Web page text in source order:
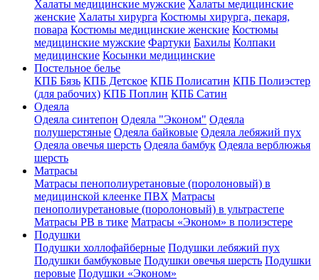
Халаты медицинские мужские Халаты медицинские
женские Халаты хирурга Костюмы хирурга, пекаря,
повара Костюмы медицинские женские Костюмы
медицинские мужские Фартуки Бахилы Колпаки
медицинские Косынки медицинские
Постельное белье
КПБ Бязь КПБ Детское КПБ Полисатин КПБ Полиэстер
(для рабочих) КПБ Поплин КПБ Сатин
Одеяла
Одеяла синтепон Одеяла "Эконом" Одеяла
полушерстяные Одеяла байковые Одеяла лебяжий пух
Одеяла овечья шерсть Одеяла бамбук Одеяла верблюжья
шерсть
Матрасы
Матрасы пенополиуретановые (поролоновый) в
медицинской клеенке ПВХ Матрасы
пенополиуретановые (поролоновый) в ультрастепе
Матрасы РВ в тике Матрасы «Эконом» в полиэстере
Подушки
Подушки холлофайберные Подушки лебяжий пух
Подушки бамбуковые Подушки овечья шерсть Подушки
перовые Подушки «Эконом»